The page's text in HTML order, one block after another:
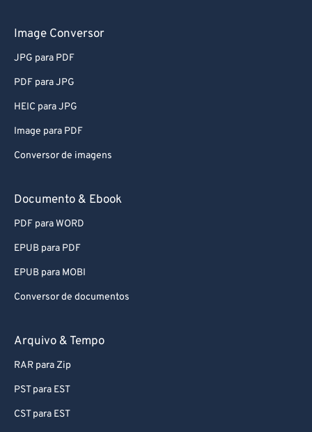
Image Conversor
JPG para PDF
PDF para JPG
HEIC para JPG
Image para PDF
Conversor de imagens
Documento & Ebook
PDF para WORD
EPUB para PDF
EPUB para MOBI
Conversor de documentos
Arquivo & Tempo
RAR para Zip
PST para EST
CST para EST